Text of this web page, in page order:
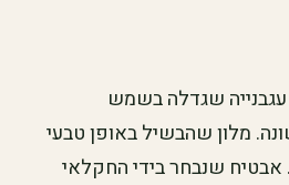
עגבנייה שגדלה בשמש
מלון שהבשיל באופן טבעי
שנבחר בידי החקלאי